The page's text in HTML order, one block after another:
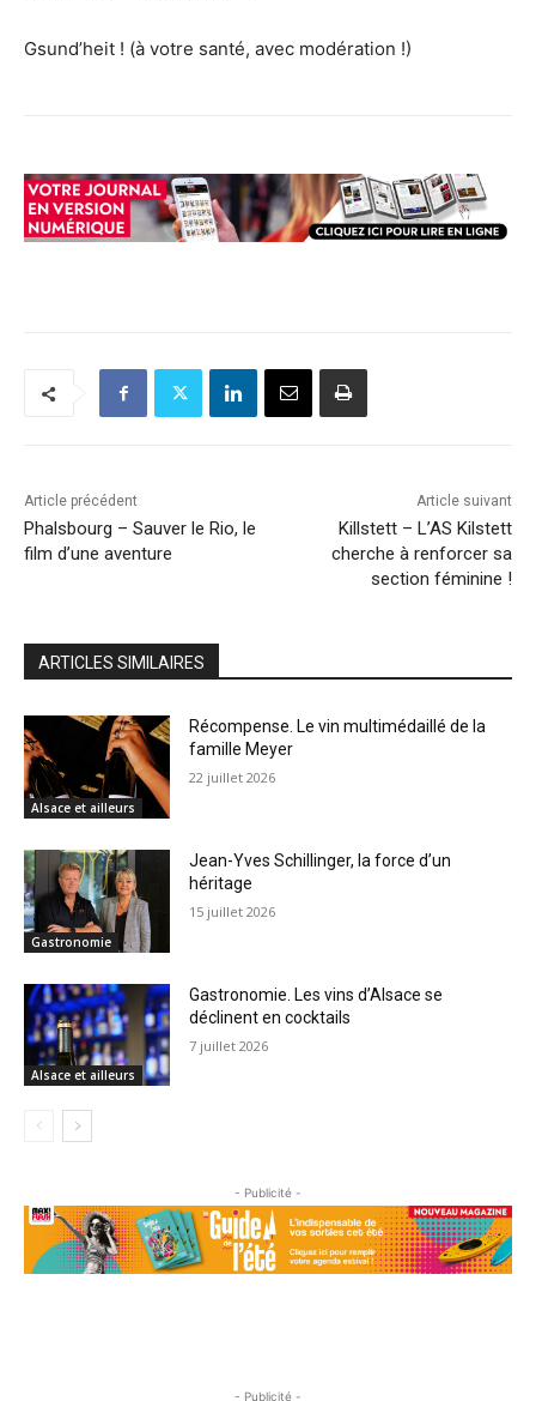
Gsund’heit ! (à votre santé, avec modération !)
Article précédent
Phalsbourg – Sauver le Rio, le
film d’une aventure
Article suivant
Killstett – L’AS Kilstett
cherche à renforcer sa
section féminine !
ARTICLES SIMILAIRES
Alsace et ailleurs
Récompense. Le vin multimédaillé de la
famille Meyer
22 juillet 2026
Gastronomie
Jean-Yves Schillinger, la force d’un
héritage
15 juillet 2026
Alsace et ailleurs
Gastronomie. Les vins d’Alsace se
déclinent en cocktails
7 juillet 2026
- Publicité -
- Publicité -